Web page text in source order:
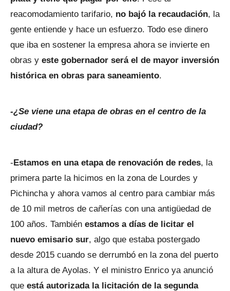
reacomodamiento tarifario, no bajó la recaudación, la
gente entiende y hace un esfuerzo. Todo ese dinero
que iba en sostener la empresa ahora se invierte en
obras y este gobernador será el de mayor inversión
histórica en obras para saneamiento.
-¿Se viene una etapa de obras en el centro de la
ciudad?
-Estamos en una etapa de renovación de redes, la
primera parte la hicimos en la zona de Lourdes y
Pichincha y ahora vamos al centro para cambiar más
de 10 mil metros de cañerías con una antigüedad de
100 años. También estamos a días de licitar el
nuevo emisario sur, algo que estaba postergado
desde 2015 cuando se derrumbó en la zona del puerto
a la altura de Ayolas. Y el ministro Enrico ya anunció
que está autorizada la licitación de la segunda